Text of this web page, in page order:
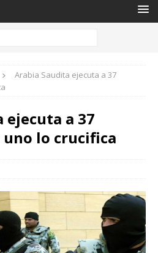
Arabia Saudita ejecuta a 37
ejecuta a 37
lo crucifica